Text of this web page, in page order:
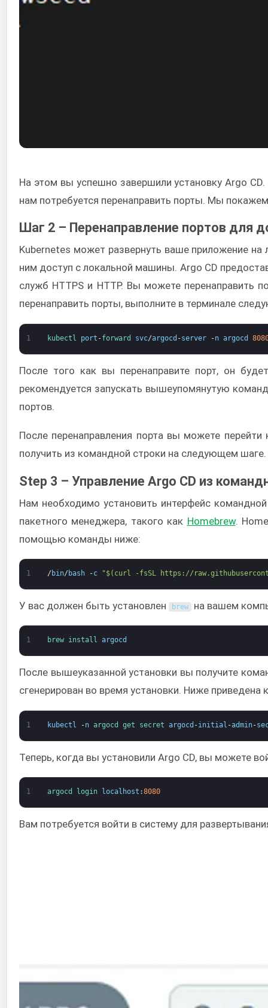
На этом вы успешно завершили установку Argo
нам потребуется перенаправить порты. Мы
Шаг 2 – Перенаправление портов для
Kubernetes может развернуть ваше приложение
ним доступ с локальной машины. Argo CD
служб HTTPS и HTTP. Вы можете
перенаправить порты, выполните в терминале
1 kubectl port -forward svc/argocd -server -n argocd
После того как вы перенаправите порт, он
рекомендуется запускать вышеупомянутую
портов.
После перенаправления порта вы можете
получить из командной строки на следующем шаге.
Step 3 – Управление Argo CD из
Нам необходимо установить интерфейс
пакетного менеджера, такого как Homebrew.
помощью команды ниже:
1 / bin/ bash -c "$(curl -fsSL https://
У вас должен быть установлен brew на вашем
1 brew install argocd
После вышеуказанной установки вы получите
сгенерирован во время установки. Ниже приведена
1 kubectl -n argocd get secret argocd -initial -admin-
Теперь, когда вы установили Argo CD, вы можете
1 argocd login localhost :8080
Вам потребуется войти в систему для